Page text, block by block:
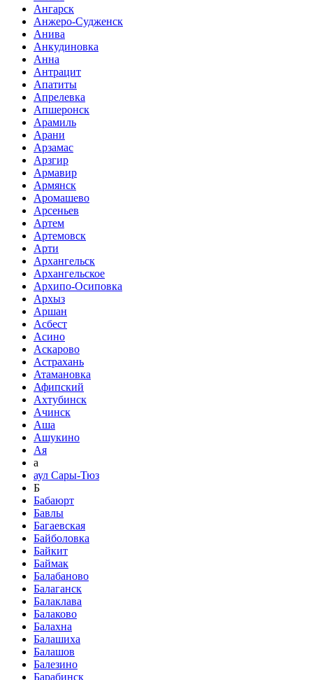
Ангарск
Анжеро-Судженск
Анива
Анкудиновка
Анна
Антрацит
Апатиты
Апрелевка
Апшеронск
Арамиль
Арани
Арзамас
Арзгир
Армавир
Армянск
Аромашево
Арсеньев
Артем
Артемовск
Арти
Архангельск
Архангельское
Архипо-Осиповка
Архыз
Аршан
Асбест
Асино
Аскарово
Астрахань
Атамановка
Афипский
Ахтубинск
Ачинск
Аша
Ашукино
Ая
а
аул Сары-Тюз
Б
Бабаюрт
Бавлы
Багаевская
Байболовка
Байкит
Баймак
Балабаново
Балаганск
Балаклава
Балаково
Балахна
Балашиха
Балашов
Балезино
Барабинск